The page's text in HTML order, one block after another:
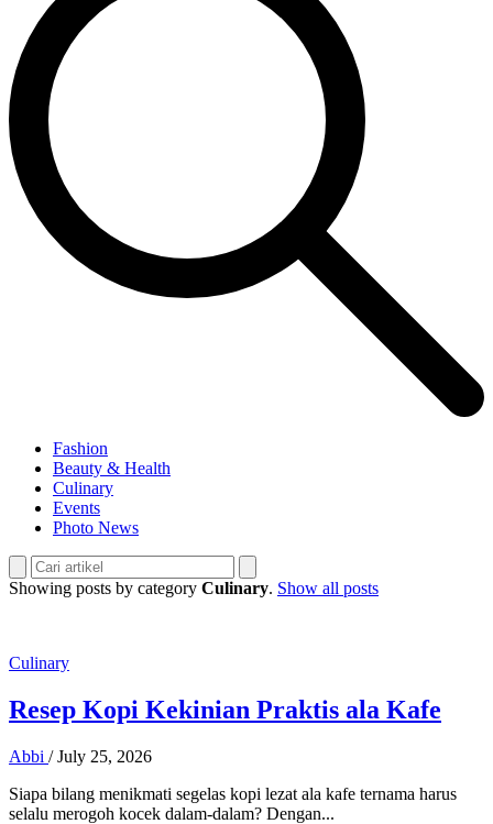
Fashion
Beauty & Health
Culinary
Events
Photo News
Showing posts by category Culinary. Show all posts
Culinary
Resep Kopi Kekinian Praktis ala Kafe
Abbi / July 25, 2026
Siapa bilang menikmati segelas kopi lezat ala kafe ternama harus
selalu merogoh kocek dalam-dalam? Dengan...